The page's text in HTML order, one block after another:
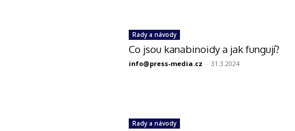
Rady a návody
Co jsou kanabinoidy a jak fungují?
info@press-media.cz - 31.3.2024
Rady a návody